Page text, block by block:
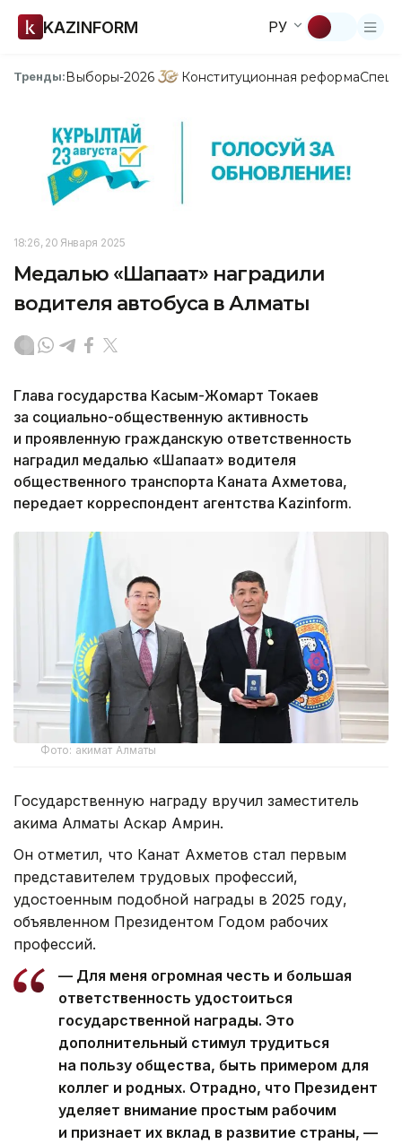
KAZINFORM РУ
Тренды:Выборы-2026 Конституционная реформа
18:26, 20 Января 2025
Медалью «Шапағат» наградили
водителя автобуса в Алматы
Глава государства Касым-Жомарт Токаев
за социально-общественную активность
и проявленную гражданскую ответственность
наградил медалью «Шапағат» водителя
общественного транспорта Каната Ахметова,
передает корреспондент агентства Kazinform.
Фото: акимат Алматы
Государственную награду вручил заместитель
акима Алматы Аскар Амрин.
Он отметил, что Канат Ахметов стал первым
представителем трудовых профессий,
удостоенным подобной награды в 2025 году,
объявленном Президентом Годом рабочих
профессий.
— Для меня огромная честь и большая
ответственность удостоиться
государственной награды. Это
дополнительный стимул трудиться
на пользу общества, быть примером для
коллег и родных. Отрадно, что Президент
уделяет внимание простым рабочим
и признает их вклад в развитие страны, —